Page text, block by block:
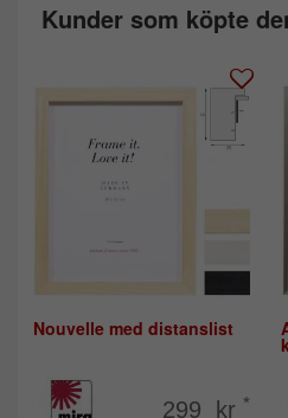
Kunder som köpte
Nouvelle med distanslist
299 kr *